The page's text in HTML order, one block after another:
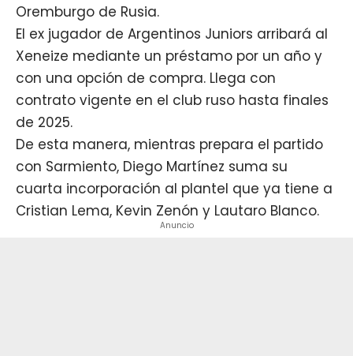
Oremburgo de Rusia.
El ex jugador de Argentinos Juniors arribará al
Xeneize mediante un préstamo por un año y
con una opción de compra. Llega con
contrato vigente en el club ruso hasta finales
de 2025.
De esta manera, mientras prepara el partido
con Sarmiento, Diego Martínez suma su
cuarta incorporación al plantel que ya tiene a
Cristian Lema, Kevin Zenón y Lautaro Blanco.
Anuncio